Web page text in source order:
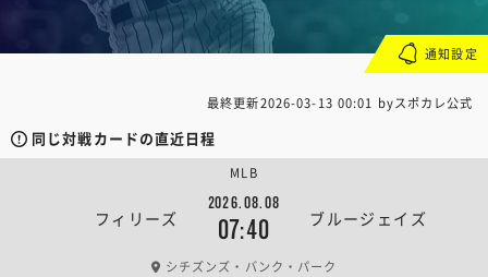
最終更新2026-03-13 00:01 byスポカレ公式
同じ対戦カードの直近日程
フィリーズ
2026.08.08
07:40 ブルージェイズ
MLB
シチズンズ・バンク・パーク
通知設定